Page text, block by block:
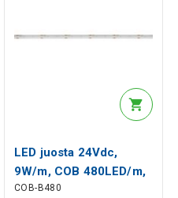
LED juosta 24Vdc,
9W/m, COB 480LED/m,
mėlyna, IP20, 180°,
COB-B480